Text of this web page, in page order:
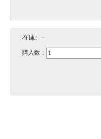
在庫: －
購入数：